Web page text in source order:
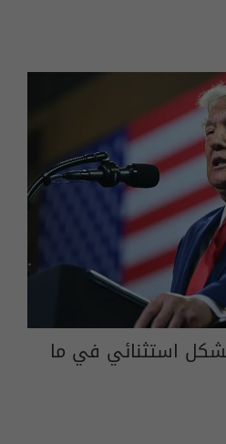
استثنائي في ما